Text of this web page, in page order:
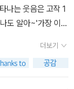
권은없는 것 같다),
자들, 여기저기 다
알수 있었다. 마
는 우리나라 현실
게 사회는 밉게만
나는 웃음은 고작 1
도 알아~'가장 이상
대한 면역력과 스트
는 하루에 300번
는다.-34쪽각막에 산
더보기